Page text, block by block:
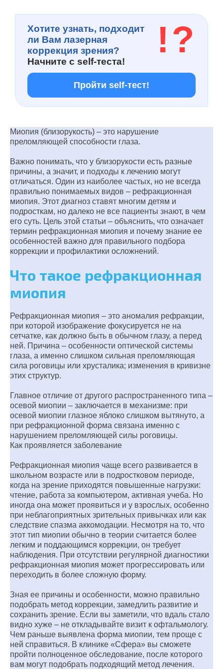
Хотите узнать, подходит
ли Вам лазерная
коррекция зрения?
Начните с self-теста!
!?
Пройти self-тест!
Миопия (близорукость) – это нарушение
преломляющей способности глаза.
Важно понимать, что у близорукости есть разные
причины, а значит, и подходы к лечению могут
отличаться. Один из наиболее частых, но не всегда
правильно понимаемых видов – рефракционная
миопия. Этот диагноз ставят многим детям и
подросткам, но далеко не все пациенты знают, в чем
его суть. Цель этой статьи – объяснить, что означает
термин рефракционная миопия и почему знание ее
особенностей важно для правильного подбора
коррекции и профилактики осложнений.
Что такое рефракционная
миопия
Рефракционная миопия – это аномалия рефракции,
при которой изображение фокусируется не на
сетчатке, как должно быть в обычном глазу, а перед
ней. Причина – особенности оптической системы
глаза, а именно слишком сильная преломляющая
сила роговицы или хрусталика; изменения в кривизне
этих структур.
Главное отличие от другого распространенного типа –
осевой миопии – заключается в механизме: при
осевой миопии глазное яблоко слишком вытянуто, а
при рефракционной форма связана именно с
нарушением преломляющей силы роговицы.
Как проявляется заболевание
Рефракционная миопия чаще всего развивается в
школьном возрасте или в подростковом периоде,
когда на зрение приходятся повышенные нагрузки:
чтение, работа за компьютером, активная учеба. Но
иногда она может проявиться и у взрослых, особенно
при неблагоприятных зрительных привычках или как
следствие спазма аккомодации. Несмотря на то, что
этот тип миопии обычно в теории считается более
легким и поддающимся коррекции, он требует
наблюдения. При отсутствии регулярной диагностики
рефракционная миопия может прогрессировать или
переходить в более сложную форму.
Зная ее причины и особенности, можно правильно
подобрать метод коррекции, замедлить развитие и
сохранить зрение. Если вы заметили, что вдаль стало
видно хуже – не откладывайте визит к офтальмологу.
Чем раньше выявлена форма миопии, тем проще с
ней справиться. В клинике «Сфера» вы сможете
пройти полноценное обследование, после которого
вам могут подобрать подходящий метод лечения.